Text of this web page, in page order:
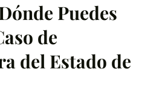
Puedes
de
del Estado de